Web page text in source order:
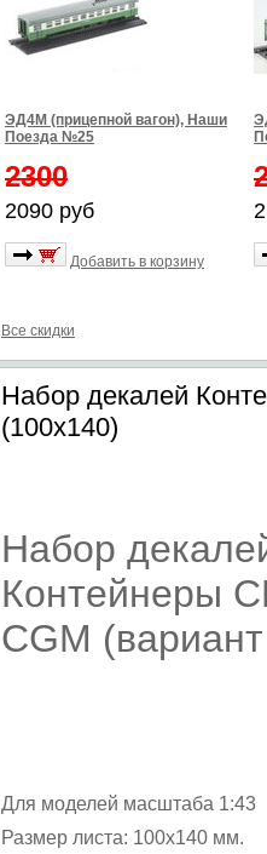
ЭД4М (прицепной вагон), Наши
Поезда №25
2300
2090 руб
Добавить в корзину
Все скидки
Набор декалей
(100х140)
Набор
Контейнеры
СGM
Для моделей масштаба 1:43
Размер листа: 100х140 мм.